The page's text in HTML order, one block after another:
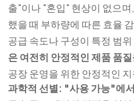
출"이나 "혼입" 현상이 없으
했을 때 부하량에 따른 효율
공급 속도나 구성이 특정 범
은 여전히 ​​안정적인 제품 품
공장 운영을 위한 안정적인
과학적 선별: "사용 가능"에